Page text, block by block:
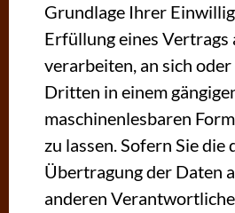
Grundlage Ihrer
Erfüllung eines
verarbeiten, an sich oder
Dritten in einem
maschinenlesbaren
zu lassen. Sofern Sie die
Übertragung der Daten
anderen